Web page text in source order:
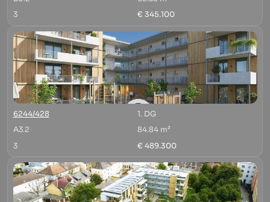
3
€ 345.100
6244/428
1. DG
A3.2
84.84 m²
3
€ 489.300